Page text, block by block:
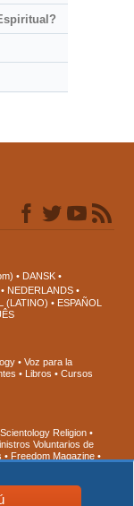
DANSK
NEDERLANDS
(LATINO)
ESPAÑOL
Voz para la
Libros
Cursos
Scientology Religion
Voluntarios de
Freedom Magazine